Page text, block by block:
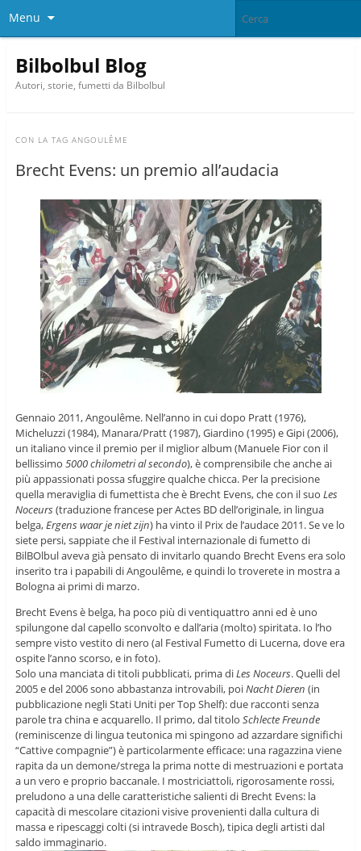
Menu
Bilbolbul Blog
Autori, storie, fumetti da Bilbolbul
CON LA TAG ANGOULÊME
Brecht Evens: un premio all’audacia
Gennaio 2011, Angoulême. Nell’anno in cui dopo Pratt (1976),
Micheluzzi (1984), Manara/Pratt (1987), Giardino (1995) e Gipi (2006),
un italiano vince il premio per il miglior album (Manuele Fior con il
bellissimo 5000 chilometri al secondo), è comprensibile che anche ai
più appassionati possa sfuggire qualche chicca. Per la precisione
quella meraviglia di fumettista che è Brecht Evens, che con il suo Les
Noceurs(traduzione francese per Actes BD dell’originale, in lingua
belga,Ergens waar je niet zijn) ha vinto il Prix de l’audace 2011. Se ve lo
siete persi, sappiate che il Festival internazionale di fumetto di
BilBOlbul aveva già pensato di invitarlo quando Brecht Evens era solo
inserito tra i papabili di Angoulême, e quindi lo troverete in mostra a
Bologna ai primi di marzo.
Brecht Evens è belga, ha poco più di ventiquattro anni ed è uno
spilungone dal capello sconvolto e dall’aria (molto) spiritata. Io l’ho
sempre visto vestito di nero (al Festival Fumetto di Lucerna, dove era
ospite l’anno scorso, e in foto).
Solo una manciata di titoli pubblicati, prima diLes Noceurs. Quelli del
2005 e del 2006 sono abbastanza introvabili, poiNacht Dieren (in
pubblicazione negli Stati Uniti per Top Shelf): due racconti senza
parole tra china e acquarello. Il primo, dal titolo Schlecte Freunde
(reminiscenze di lingua teutonica mi spingono ad azzardare significhi
“Cattive compagnie”) è particolarmente efficace: una ragazzina viene
rapita da un demone/strega la prima notte di mestruazioni e portata
a un vero e proprio baccanale. I mostriciattoli, rigorosamente rossi,
preludono a una delle caratteristiche salienti di Brecht Evens: la
capacità di mescolare citazioni visive provenienti dalla cultura di
massa e ripescaggi colti (si intravede Bosch), tipica degli artisti dal
saldo immaginario.